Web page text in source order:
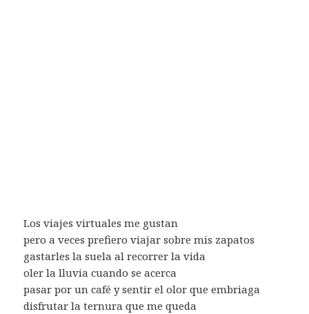
Los viajes virtuales me gustan
pero a veces prefiero viajar sobre mis zapatos
gastarles la suela al recorrer la vida
oler la lluvia cuando se acerca
pasar por un café y sentir el olor que embriaga
disfrutar la ternura que me queda